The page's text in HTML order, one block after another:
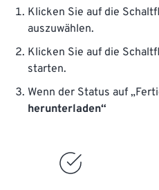
Klicken Sie auf die
auszuwählen.
Klicken Sie auf die
starten.
Wenn der Status auf
herunterladen“